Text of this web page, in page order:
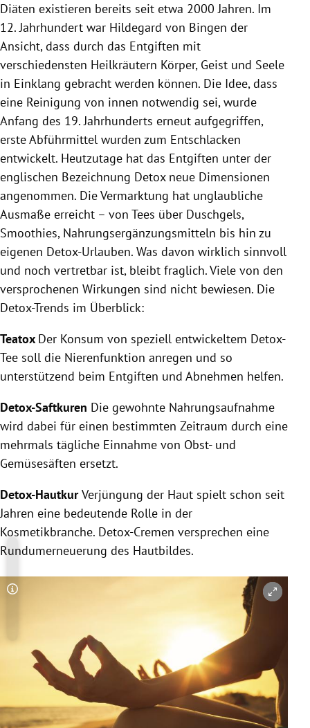
Diäten existieren bereits seit etwa 2000 Jahren. Im
12. Jahrhundert war Hildegard von Bingen der
Ansicht, dass durch das Entgiften mit
verschiedensten Heilkräutern Körper, Geist und Seele
in Einklang gebracht werden können. Die Idee, dass
eine Reinigung von innen notwendig sei, wurde
Anfang des 19. Jahrhunderts erneut aufgegriffen,
erste Abführmittel wurden zum Entschlacken
entwickelt. Heutzutage hat das Entgiften unter der
englischen Bezeichnung Detox neue Dimensionen
angenommen. Die Vermarktung hat unglaubliche
Ausmaße erreicht – von Tees über Duschgels,
Smoothies, Nahrungsergänzungsmitteln bis hin zu
eigenen Detox-Urlauben. Was davon wirklich sinnvoll
und noch vertretbar ist, bleibt fraglich. Viele von den
versprochenen Wirkungen sind nicht bewiesen. Die
Detox-Trends im Überblick:
Teatox Der Konsum von speziell entwickeltem Detox-
Tee soll die Nierenfunktion anregen und so
unterstützend beim Entgiften und Abnehmen helfen.
Detox-Saftkuren Die gewohnte Nahrungsaufnahme
wird dabei für einen bestimmten Zeitraum durch eine
mehrmals tägliche Einnahme von Obst- und
Gemüsesäften ersetzt.
Detox-HautkurVerjüngung der Haut spielt schon seit
Jahren eine bedeutende Rolle in der
Kosmetikbranche. Detox-Cremen versprechen eine
Rundumerneuerung des Hautbildes.
Copyright-Hinweis öffnen/schließen